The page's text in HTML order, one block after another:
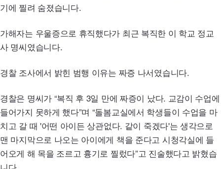
기에 찔려 숨졌습니다.
가해자는 우울증으로 휴직했다가 최근 복직한 이 학교 정교
사 명씨였습니다.
경찰 조사에서 밝힌 범행 이유는 짜증 나서였습니다.
경찰은 명씨가 “복직 후 3일 만에 짜증이 났다. 교감이 수업에
들어가지 못하게 했다”며 “돌봄교실에서 학생들이 수업을 마
치고 갈 때 '어떤 아이든 상관없다. 같이 죽겠다'는 생각으로
맨 마지막으로 나오는 아이에게 책을 준다고 시청각실에 들
어오게 해 목을 조르고 흉기로 찔렀다”고 진술했다고 밝혔습